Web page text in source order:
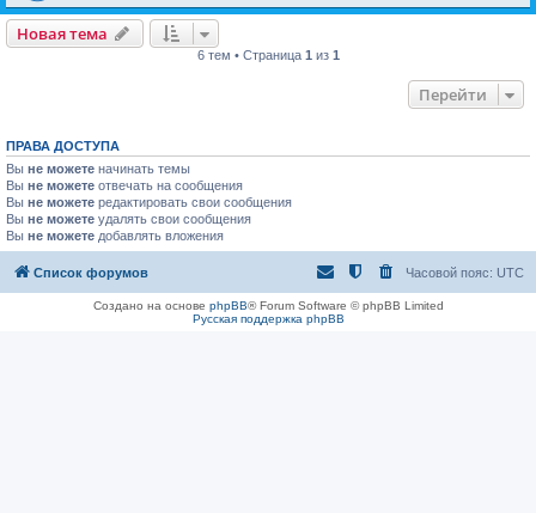
Новая тема
6 тем • Страница 1 из 1
Перейти
ПРАВА ДОСТУПА
Вы не можете начинать темы
Вы не можете отвечать на сообщения
Вы не можете редактировать свои сообщения
Вы не можете удалять свои сообщения
Вы не можете добавлять вложения
Список форумов Часовой пояс: UTC
Создано на основе phpBB® Forum Software © phpBB Limited
Русская поддержка phpBB